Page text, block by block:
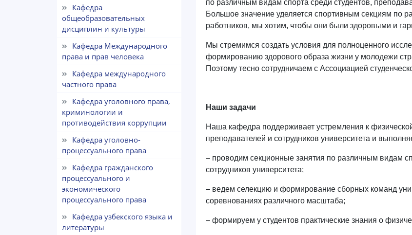
Кафедра
общеобразовательных
дисциплин и культуры
Кафедра Международного
права и прав человека
Кафедра международного
частного права
Кафедра уголовного права,
криминологии и
противодействия коррупции
Кафедра уголовно-
процессуального права
Кафедра гражданского
процессуального и
экономического
процессуального права
Кафедра узбекского языка и
литературы
по различным видам спорта среди студентов,
Большое значение уделяется спортивным секциям по
работников, мы хотим, чтобы они были здоровыми и
Мы стремимся создать условия для полноценного
формированию здорового образа жизни у молодежи
Поэтому тесно сотрудничаем с Ассоциацией
Наши задачи
Наша кафедра поддерживает устремления к
преподавателей и сотрудников университета и
– проводим секционные занятия по различным видам
сотрудников университета;
– ведем селекцию и формирование сборных команд
соревнованиях различного масштаба;
– формируем у студентов практические знания о